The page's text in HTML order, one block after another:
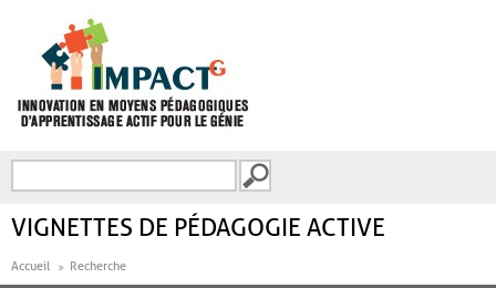
FORMULAIRE DE
VIGNETTES DE PÉDAGOGIE ACTIVE
Accueil Recherche